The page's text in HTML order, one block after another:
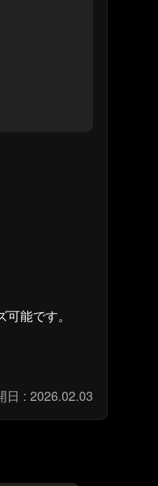
能です。
日 : 2026.02.03